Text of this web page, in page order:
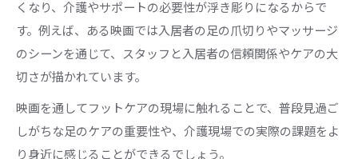
くなり、介護やサポートの必要性が浮き彫りになるからで
す。例えば、ある映画では入居者の足の爪切りやマッサージ
のシーンを通じて、スタッフと入居者の信頼関係やケアの大
切さが描かれています。
映画を通してフットケアの現場に触れることで、普段見過ご
しがちな足のケアの重要性や、介護現場での実際の課題をよ
り身近に感じることができるでしょう。